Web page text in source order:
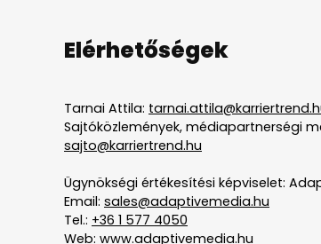
Elérhetőségek
Tarnai Attila:
Sajtóközlemények, médiapartnerségi
sajto@karriertrend.hu
Ügynökségi értékesítési képviselet:
Email: sales@adaptivemedia.hu
Tel.: +36 1 577 4050
Web: www.adaptivemedia.hu